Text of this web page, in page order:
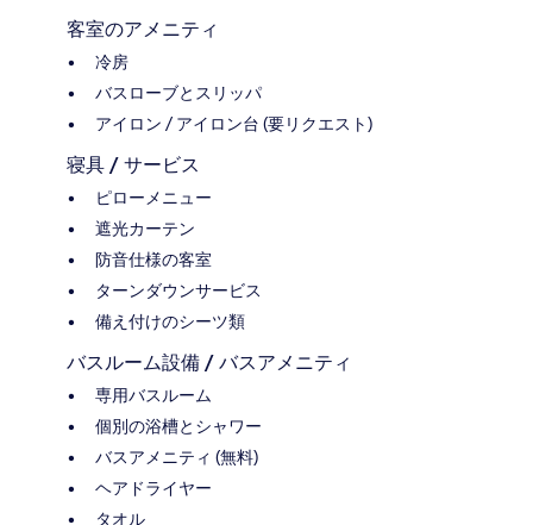
客室のアメニティ
冷房
バスローブとスリッパ
アイロン / アイロン台 (要リクエスト)
寝具 / サービス
ピローメニュー
遮光カーテン
防音仕様の客室
ターンダウンサービス
備え付けのシーツ類
バスルーム設備 / バスアメニティ
専用バスルーム
個別の浴槽とシャワー
バスアメニティ (無料)
ヘアドライヤー
タオル